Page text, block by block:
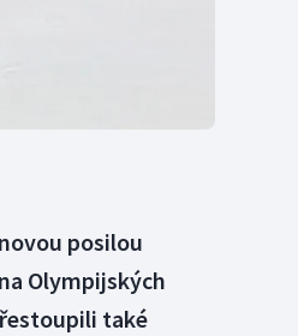
posilou
Olympijských
také